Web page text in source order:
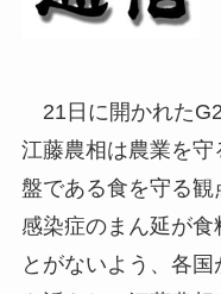
21日に開かれた
江藤農相は農業を
盤である食を守る
感染症のまん延が
とがないよう、各